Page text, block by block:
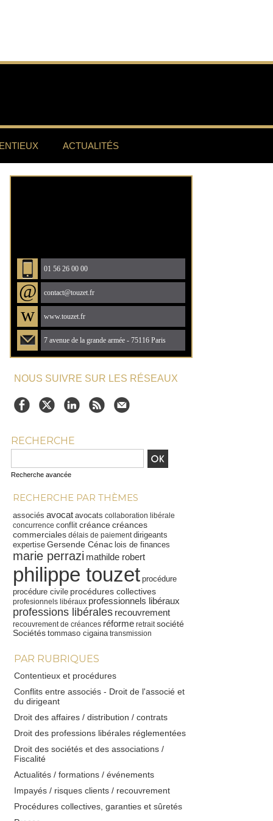
ACTUALITÉS
01 56 26 00 00
@ contact@touzet.fr
w www.touzet.fr
7 avenue de la grande armée - 75116 Paris
NOUS SUIVRE SUR LES RÉSEAUX
RECHERCHE
Recherche avancée
RECHERCHE PAR THÈMES
associés avocat avocats collaboration libérale
concurrence conflit créancecréances
commerciales délais de paiement dirigeants
expertise Gersende Cénac lois de finances
marie perrazi mathilde robert
philippe touzet procédure
procédure civile procédures collectives
profesionnels libéraux professionnels libéraux
professions libérales recouvrement
recouvrement de créances réforme retrait société
Sociétés tommaso cigaina transmission
PAR RUBRIQUES
Contentieux et procédures
Conflits entre associés - Droit de l'associé et
du dirigeant
Droit des affaires / distribution / contrats
Droit des professions libérales réglementées
Droit des sociétés et des associations /
Fiscalité
Actualités / formations / événements
Impayés / risques clients / recouvrement
Procédures collectives, garanties et sûretés